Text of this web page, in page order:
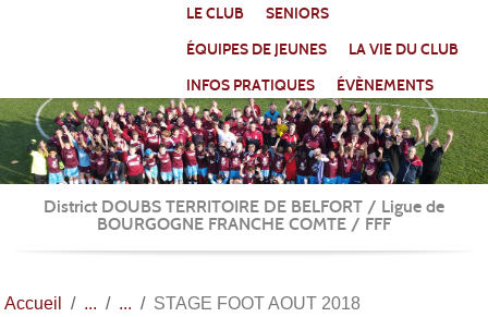
LE CLUB
SENIORS
ÉQUIPES DE JEUNES
LA VIE DU CLUB
INFOS PRATIQUES
ÉVÈNEMENTS
District DOUBS TERRITOIRE DE BELFORT / Ligue de
BOURGOGNE FRANCHE COMTE / FFF
Accueil STAGE FOOT AOUT 2018
Panneau de gestion des cookies